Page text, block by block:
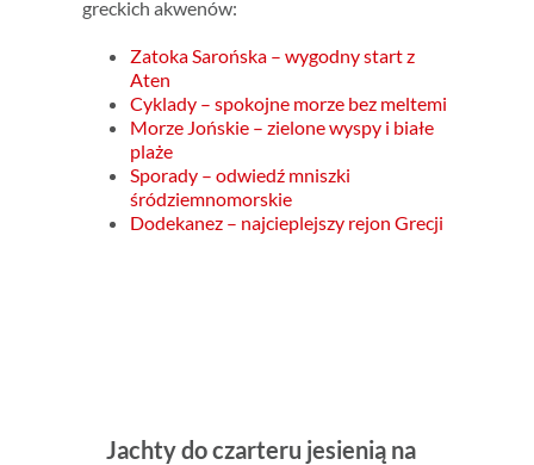
greckich akwenów:
Zatoka Sarońska – wygodny start z
Aten
Cyklady – spokojne morze bez meltemi
Morze Jońskie – zielone wyspy i białe
plaże
Sporady – odwiedź mniszki
śródziemnomorskie
Dodekanez – najcieplejszy rejon Grecji
Jachty do czarteru jesienią na